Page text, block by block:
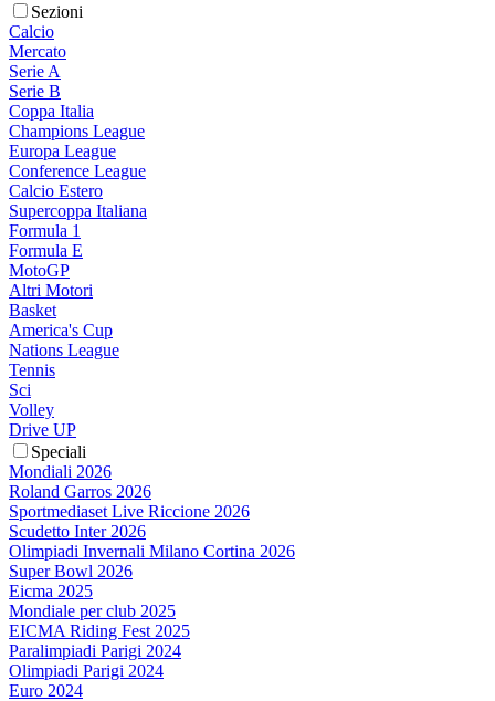
Sezioni
Calcio
Mercato
Serie A
Serie B
Coppa Italia
Champions League
Europa League
Conference League
Calcio Estero
Supercoppa Italiana
Formula 1
Formula E
MotoGP
Altri Motori
Basket
America's Cup
Nations League
Tennis
Sci
Volley
Drive UP
Speciali
Mondiali 2026
Roland Garros 2026
Sportmediaset Live Riccione 2026
Scudetto Inter 2026
Olimpiadi Invernali Milano Cortina 2026
Super Bowl 2026
Eicma 2025
Mondiale per club 2025
EICMA Riding Fest 2025
Paralimpiadi Parigi 2024
Olimpiadi Parigi 2024
Euro 2024